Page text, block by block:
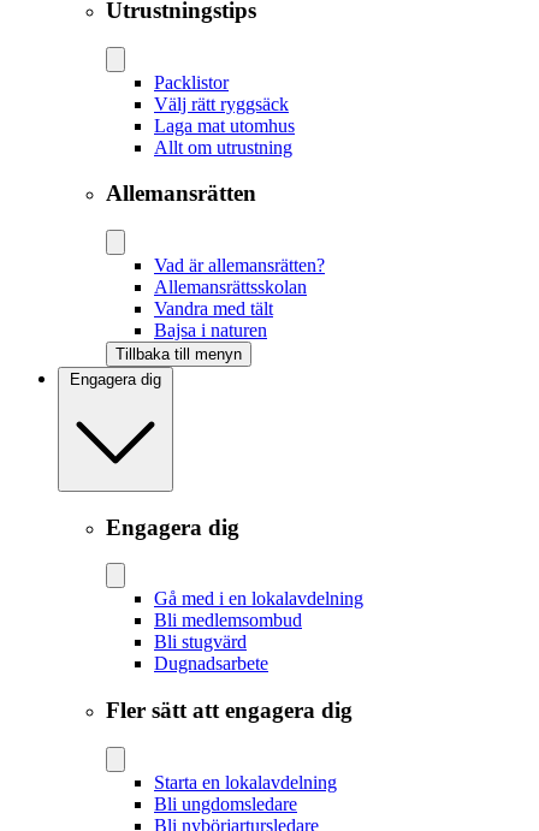
Utrustningstips
Packlistor
Välj rätt ryggsäck
Laga mat utomhus
Allt om utrustning
Allemansrätten
Vad är allemansrätten?
Allemansrättsskolan
Vandra med tält
Bajsa i naturen
Tillbaka till menyn
Engagera dig
Engagera dig
Gå med i en lokalavdelning
Bli medlemsombud
Bli stugvärd
Dugnadsarbete
Fler sätt att engagera dig
Starta en lokalavdelning
Bli ungdomsledare
Bli nybörjartursledare